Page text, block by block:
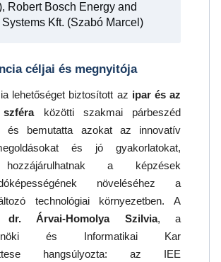
Robert Bosch Energy and
Systems Kft. (Szabó Marcel)
céljai és megnyitója
lehetőséget biztosított az ipar és az
közötti szakmai párbeszéd
és bemutatta azokat az innovatív
és jó gyakorlatokat,
a képzések
növeléséhez a
technológiai környezetben. A
dr. Árvai-Homolya Szilvia, a
és Informatikai Kar
hangsúlyozta: az IEE